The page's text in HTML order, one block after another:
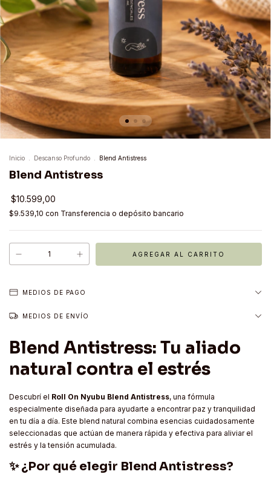
Inicio . Descanso Profundo . Blend Antistress
Blend Antistress
$10.599,00
$9.539,10 con Transferencia o depósito bancario
MEDIOS DE PAGO
MEDIOS DE ENVÍO
Blend Antistress: Tu aliado
natural contra el estrés
Descubrí el Roll On Nyubu Blend Antistress, una fórmula
especialmente diseñada para ayudarte a encontrar paz y tranquilidad
en tu día a día. Este blend natural combina esencias cuidadosamente
seleccionadas que actúan de manera rápida y efectiva para aliviar el
estrés y la tensión acumulada.
✨ ¿Por qué elegir Blend Antistress?